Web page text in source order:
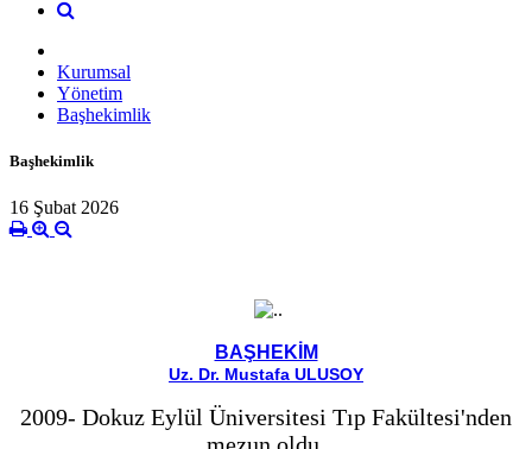
Kurumsal
Yönetim
Başhekimlik
Başhekimlik
16 Şubat 2026
BAŞHEKİM
Uz. Dr. Mustafa ULUSOY
2009- Dokuz Eylül Üniversitesi Tıp Fakültesi'nden